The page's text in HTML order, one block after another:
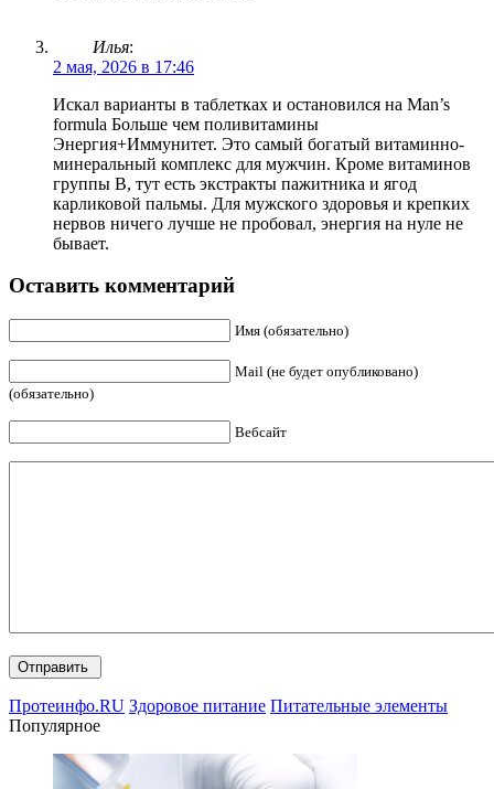
Илья:
2 мая, 2026 в 17:46
Искал варианты в таблетках и остановился на Man’s
formula Больше чем поливитамины
Энергия+Иммунитет. Это самый богатый витаминно-
минеральный комплекс для мужчин. Кроме витаминов
группы B, тут есть экстракты пажитника и ягод
карликовой пальмы. Для мужского здоровья и крепких
нервов ничего лучше не пробовал, энергия на нуле не
бывает.
Оставить комментарий
Имя (обязательно)
Mail (не будет опубликовано)
(обязательно)
Вебсайт
Протеинфо.RU Здоровое питание Питательные элементы
Популярное